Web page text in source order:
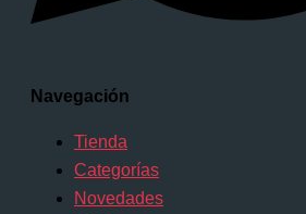
Navegación
Tienda
Categorías
Novedades